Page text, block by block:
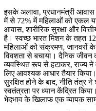
इसके अलावा, प्रधानमंत्री
में से 72% में महिलाओं को एकल
आवास, शारीरिक सुरक्षा और
है। स्वच्छ भारत मिशन के तहत
महिलाओं को संक्रमण, जानवरों
विवशता से बचाया। दैनिक
व्यवस्थित रूप से हटाकर, राज्य ने
लिए आवश्यक आधार तैयार
सुरक्षित होने के बाद, नीति तंत्र ने
स्वतंत्रता पर ध्यान केंद्रित
भेदभाव के खिलाफ एक व्यापक